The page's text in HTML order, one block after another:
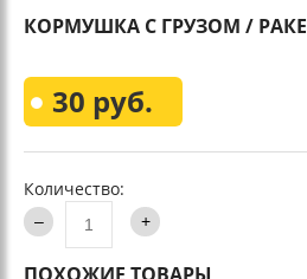
КОРМУШКА С ГРУЗОМ /
30 руб.
Количество: